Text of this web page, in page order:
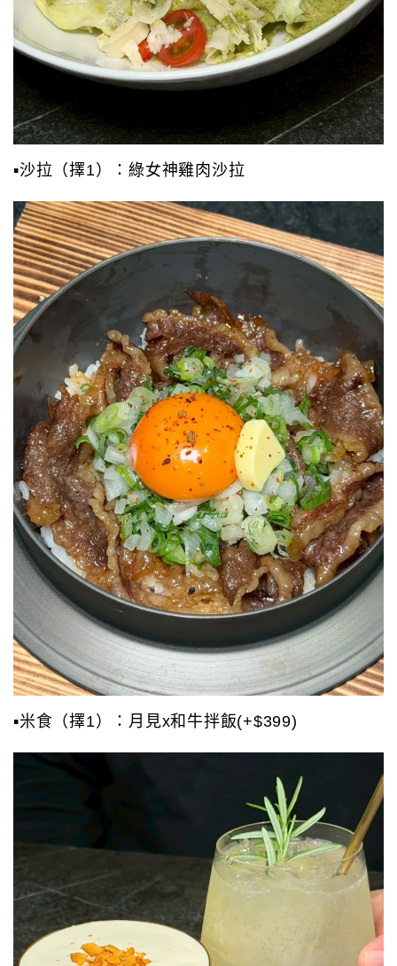
▪️沙拉（擇1）：綠女神雞肉沙拉
▪️米食（擇1）：月見x和牛拌飯(+$399)